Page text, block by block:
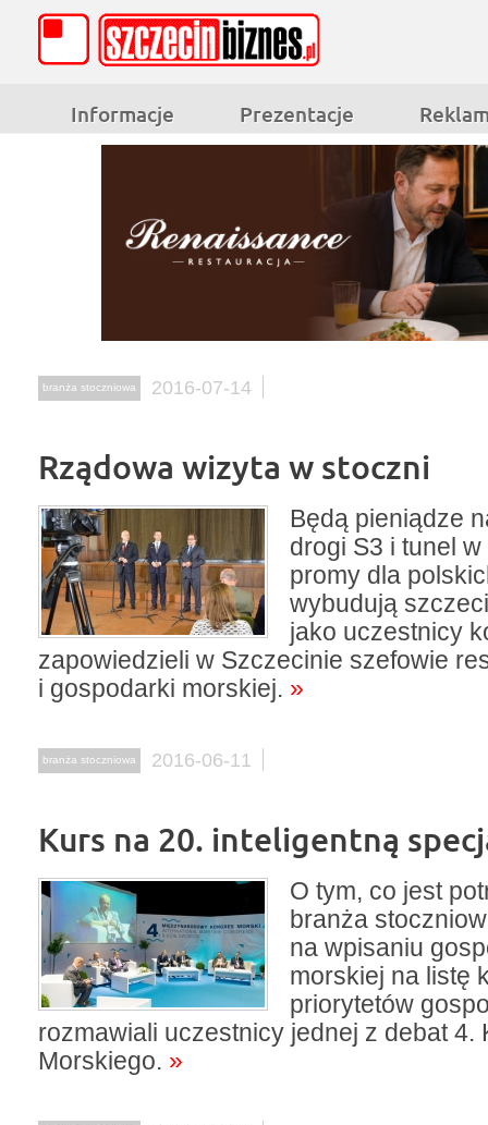
Informacje Prezentacje
branża stoczniowa 2016-07-14
Rządowa wizyta w stoczni
Będą pieniądze
drogi S3 i tunel
promy dla
wybudują
jako uczestnicy
zapowiedzieli w Szczecinie szefowie
i gospodarki morskiej. »
branża stoczniowa 2016-06-11
Kurs na 20. inteligentną
O tym, co jest
branża
na wpisaniu
morskiej na listę
priorytetów
rozmawiali uczestnicy jednej z debat 4.
Morskiego. »